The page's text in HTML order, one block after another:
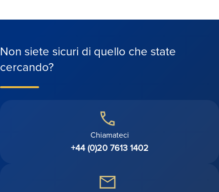
Non siete sicuri di quello che state
cercando?
Chiamateci
+44 (0)20 7613 1402